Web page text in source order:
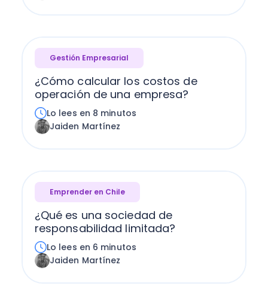
Gestión Empresarial
¿Cómo calcular los costos de
operación de una empresa?
Lo lees en 8 minutos
Jaiden Martínez
Emprender en Chile
¿Qué es una sociedad de
responsabilidad limitada?
Lo lees en 6 minutos
Jaiden Martínez